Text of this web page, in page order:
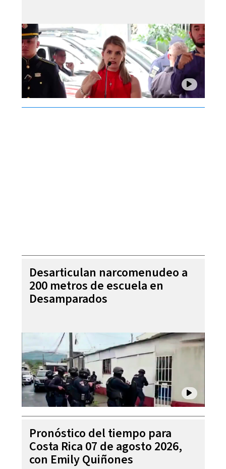
Desarticulan narcomenudeo a
200 metros de escuela en
Desamparados
Pronóstico del tiempo para
Costa Rica 07 de agosto 2026,
con Emily Quiñones